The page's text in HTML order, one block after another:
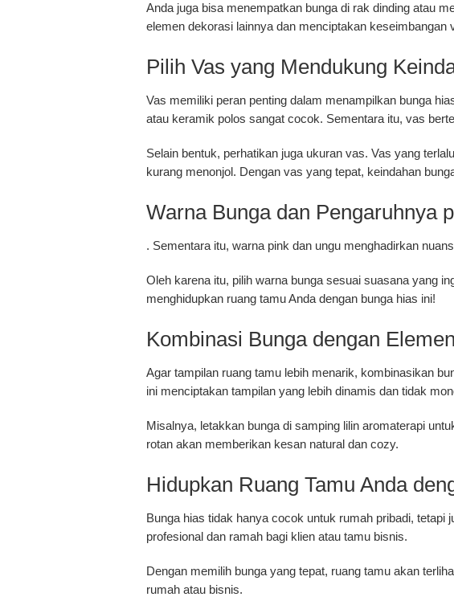
Anda juga bisa menempatkan bunga di rak dinding atau
elemen dekorasi lainnya dan menciptakan keseimbangan
Pilih Vas yang Mendukung
Vas memiliki peran penting dalam menampilkan bunga
atau keramik polos sangat cocok. Sementara itu, vas
Selain bentuk, perhatikan juga ukuran vas. Vas yang
kurang menonjol. Dengan vas yang tepat, keindahan
Warna Bunga dan Pengaruhnya
. Sementara itu, warna pink dan ungu menghadirkan
Oleh karena itu, pilih warna bunga sesuai suasana yang
menghidupkan ruang tamu Anda dengan bunga hias ini!
Kombinasi Bunga dengan
Agar tampilan ruang tamu lebih menarik, kombinasikan
ini menciptakan tampilan yang lebih dinamis dan tidak
Misalnya, letakkan bunga di samping lilin aromaterapi
rotan akan memberikan kesan natural dan cozy.
Hidupkan Ruang Tamu Anda
Bunga hias tidak hanya cocok untuk rumah pribadi,
profesional dan ramah bagi klien atau tamu bisnis.
Dengan memilih bunga yang tepat, ruang tamu akan
rumah atau bisnis.